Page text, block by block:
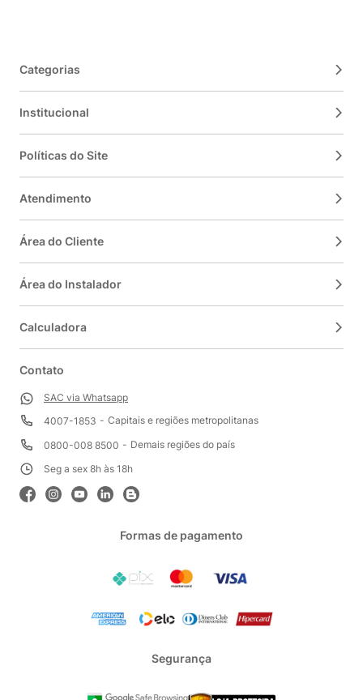
Categorias
Institucional
Políticas do Site
Atendimento
Área do Cliente
Área do Instalador
Calculadora
Contato
SAC via Whatsapp
4007-1853
Capitais e regiões metropolitanas
0800-008 8500
Demais regiões do país
Seg a sex 8h às 18h
Formas de pagamento
Segurança